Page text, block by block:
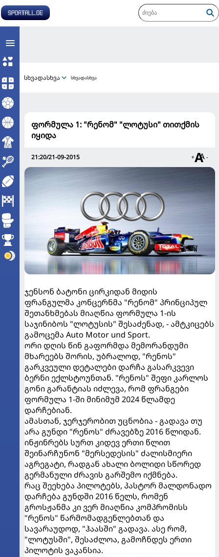
სხვადასხვა სხვადასხვა
ფორმულა 1: "რენომ" "ლოტუსი" თითქმის
იყიდა
21:20/21-09-2015 + -
ჯენსონ ბატონი ცირკიდან მიდის
ფრანგულმა კონცერნმა "რენომ" პრინციპულ
შეთანხმებას მიაღწია ფორმულა 1-ის
საჯინიბოს "ლოტუსის" შესაძენად, - ამტკიცებს
გამოცემა Auto Motor und Sport.
ორი დღის წინ გაფორმდა მემორანდუმი
მხარეებს შორის, უბრალოდ, "რენოს"
გარკვეული დეტალები დარჩა გასარკვევი
ბერნი ექლსტოუნთან. "რენოს" შეფი კარლოს
გონი გარანტიას იძლევა, რომ ფრანგები
ფორმულა 1-ში მინიმუმ 2024 წლამდე
დარჩებიან.
ამასთან, ჯერჯერობით უცნობია - გადავა თუ
არა გუნდი "რენოს" ძრავებზე 2016 წლიდან.
ინჟინრებს სურთ კიდევ ერთი წლით
შეინარჩუნონ "მერსედესის" ძალისმიერი
აგრეგატი, რადგან ახალი ბოლიდი სწორედ
გერმანული ძრავის გარშემო იქმნება.
რაც შეეხება პილოტებს, პასტორ მალდონადო
დარჩება გუნდში 2016 წელს, რომენ
გროსჟანმა კი ვერ მიაღწია კომპრომისს
"რენოს" წარმომადგენლებთან და
სავარაუდოდ, "ჰაასში" გადავა. ასე რომ,
"ლოტუსში", შესაძლოა, გამოჩნდეს ერთი
პილოტის ვაკანსია.